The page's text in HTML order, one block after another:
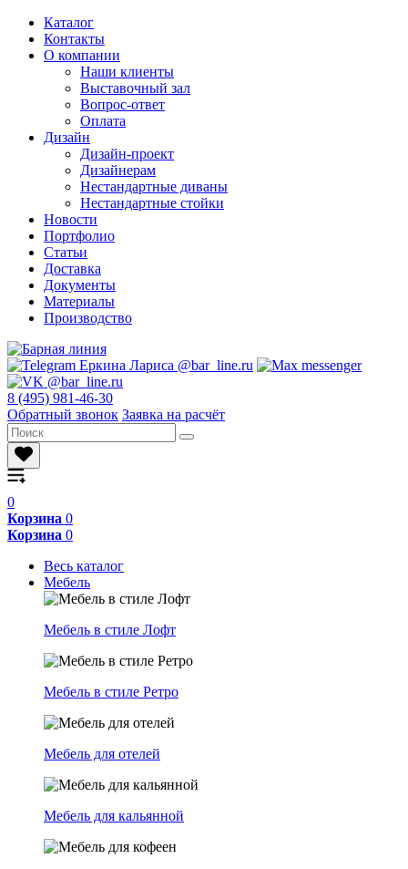
Каталог
Контакты
О компании
Наши клиенты
Выставочный зал
Вопрос-ответ
Оплата
Дизайн
Дизайн-проект
Дизайнерам
Нестандартные диваны
Нестандартные стойки
Новости
Портфолио
Статьи
Доставка
Документы
Материалы
Производство
8 (495) 981-46-30
Обратный звонок Заявка на расчёт
0
Корзина 0
Корзина 0
Весь каталог
Мебель
Мебель в стиле Лофт
Мебель в стиле Ретро
Мебель для отелей
Мебель для кальянной